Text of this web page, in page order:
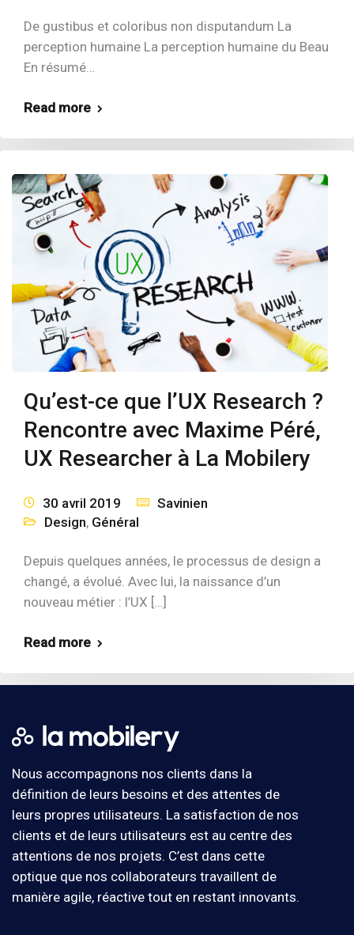
De gustibus et coloribus non disputandum La
perception humaine La perception humaine du Beau
En résumé…
Read more
Qu’est-ce que l’UX Research ?
Rencontre avec Maxime Péré,
UX Researcher à La Mobilery
30 avril 2019
Savinien
Design, Général
Depuis quelques années, le processus de design a
changé, a évolué. Avec lui, la naissance d’un
nouveau métier : l’UX […]
Read more
Nous accompagnons nos clients dans la
définition de leurs besoins et des attentes de
leurs propres utilisateurs. La satisfaction de nos
clients et de leurs utilisateurs est au centre des
attentions de nos projets. C’est dans cette
optique que nos collaborateurs travaillent de
manière agile, réactive tout en restant innovants.